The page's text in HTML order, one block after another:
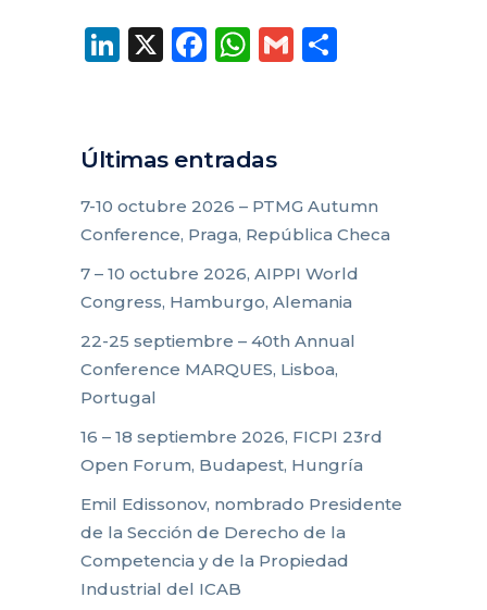
LinkedIn
X Facebook
WhatsApp
Gmail
Últimas entradas
7-10 octubre 2026 – PTMG Autumn
Conference, Praga, República Checa
7 – 10 octubre 2026, AIPPI World
Congress, Hamburgo, Alemania
22-25 septiembre – 40th Annual
Conference MARQUES, Lisboa,
Portugal
16 – 18 septiembre 2026, FICPI 23rd
Open Forum, Budapest, Hungría
Emil Edissonov, nombrado Presidente
de la Sección de Derecho de la
Competencia y de la Propiedad
Industrial del ICAB